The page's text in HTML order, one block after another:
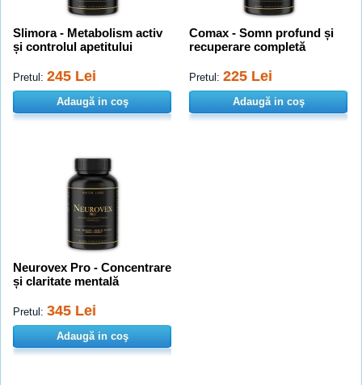
Slimora - Metabolism activ
și controlul apetitului
Pretul: 245 Lei
Adaugă in coş
Comax - Somn profund și
recuperare completă
Pretul: 225 Lei
Adaugă in coş
Neurovex Pro - Concentrare
și claritate mentală
Pretul: 345 Lei
Adaugă in coş